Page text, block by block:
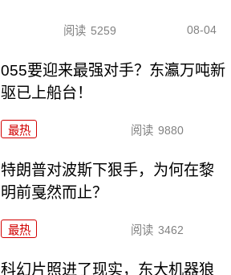
阅读 5259 08-04
055要迎来最强对手？东瀛万吨新
驱已上船台！
最热 阅读 9880
特朗普对波斯下狠手，为何在黎
明前戛然而止？
最热 阅读 3462
科幻片照进了现实，东大机器狼